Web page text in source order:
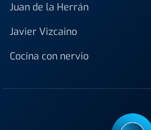
Juan de la Herrán
Javier Vizcaino
Cocina con nervio